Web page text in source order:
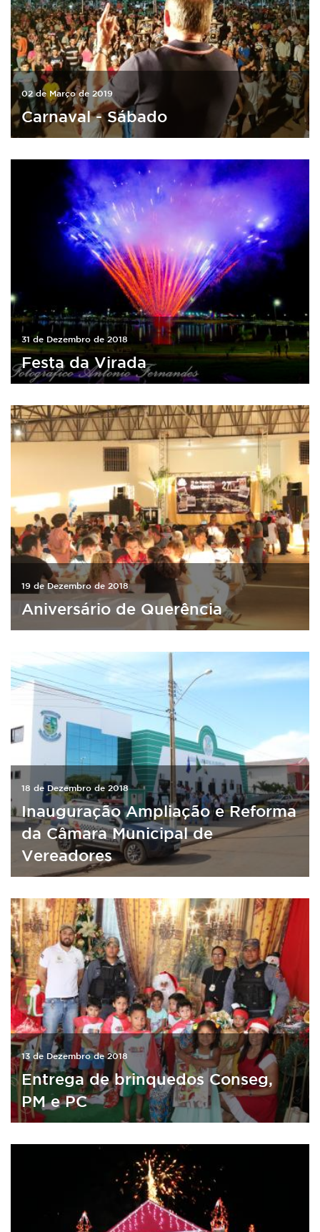
02 de Março de 2019
Carnaval - Sábado
31 de Dezembro de 2018
Festa da Virada
19 de Dezembro de 2018
Aniversário de Querência
18 de Dezembro de 2018
Inauguração Ampliação e Reforma
da Câmara Municipal de
Vereadores
13 de Dezembro de 2018
Entrega de brinquedos Conseg,
PM e PC